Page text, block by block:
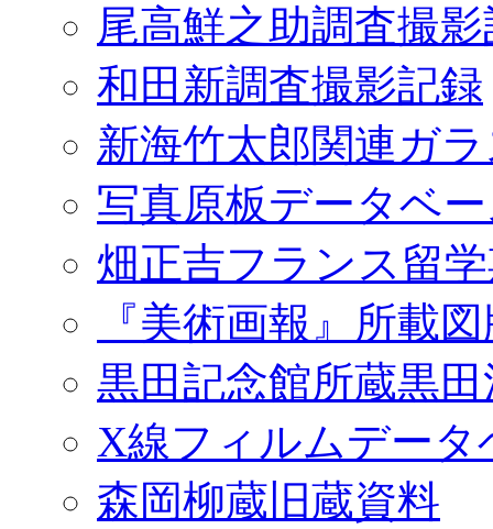
尾高鮮之助調査撮
和田新調査撮影記録
新海竹太郎関連ガ
写真原板データベ
畑正吉フランス留
『美術画報』所載
黒田記念館所蔵黒
X線フィルムデータ
森岡柳蔵旧蔵資料